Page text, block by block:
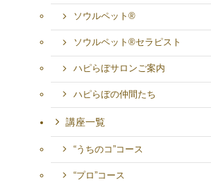
ソウルペット®
ソウルペット®セラピスト
ハピらぼサロンご案内
ハピらぼの仲間たち
講座一覧
“うちのコ”コース
“プロ”コース